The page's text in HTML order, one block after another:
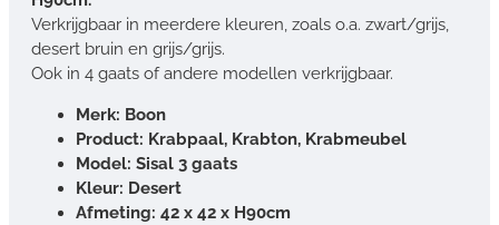
Verkrijgbaar in meerdere kleuren, zoals o.a. zwart/grijs,
desert bruin en grijs/grijs.
Ook in 4 gaats of andere modellen verkrijgbaar.
Merk: Boon
Product: Krabpaal, Krabton, Krabmeubel
Model: Sisal 3 gaats
Kleur: Desert
Afmeting: 42 x 42 x H90cm